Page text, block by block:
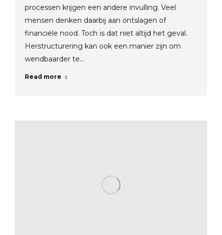
processen krijgen een andere invulling. Veel
mensen denken daarbij aan ontslagen of
financiële nood. Toch is dat niet altijd het geval.
Herstructurering kan ook een manier zijn om
wendbaarder te…
Read more